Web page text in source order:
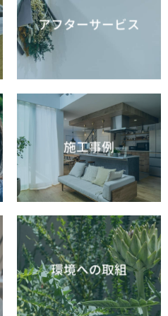
アフターサービス
施工事例
環境への取組